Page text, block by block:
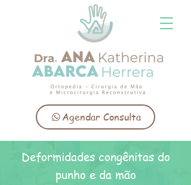
Agendar Consulta
Deformidades congênitas do
punho e da mão